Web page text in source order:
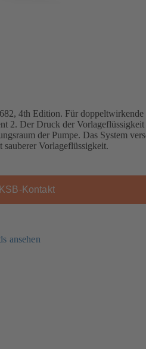
4th Edition. Für doppeltwirkende
2. Der Druck der Vorlageflüssigkeit
der Pumpe. Das System
Vorlageflüssigkeit.
KSB-Kontakt
ansehen